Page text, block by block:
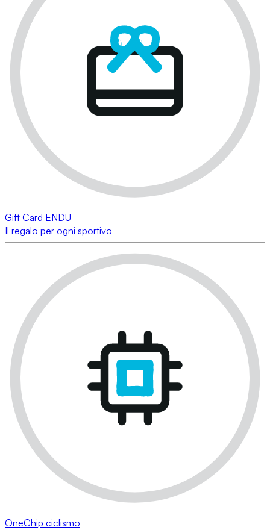
Gift Card ENDU
Il regalo per ogni sportivo
OneChip ciclismo